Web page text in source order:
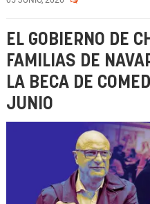
EL GOBIERNO DE
FAMILIAS DE
LA BECA DE
JUNIO